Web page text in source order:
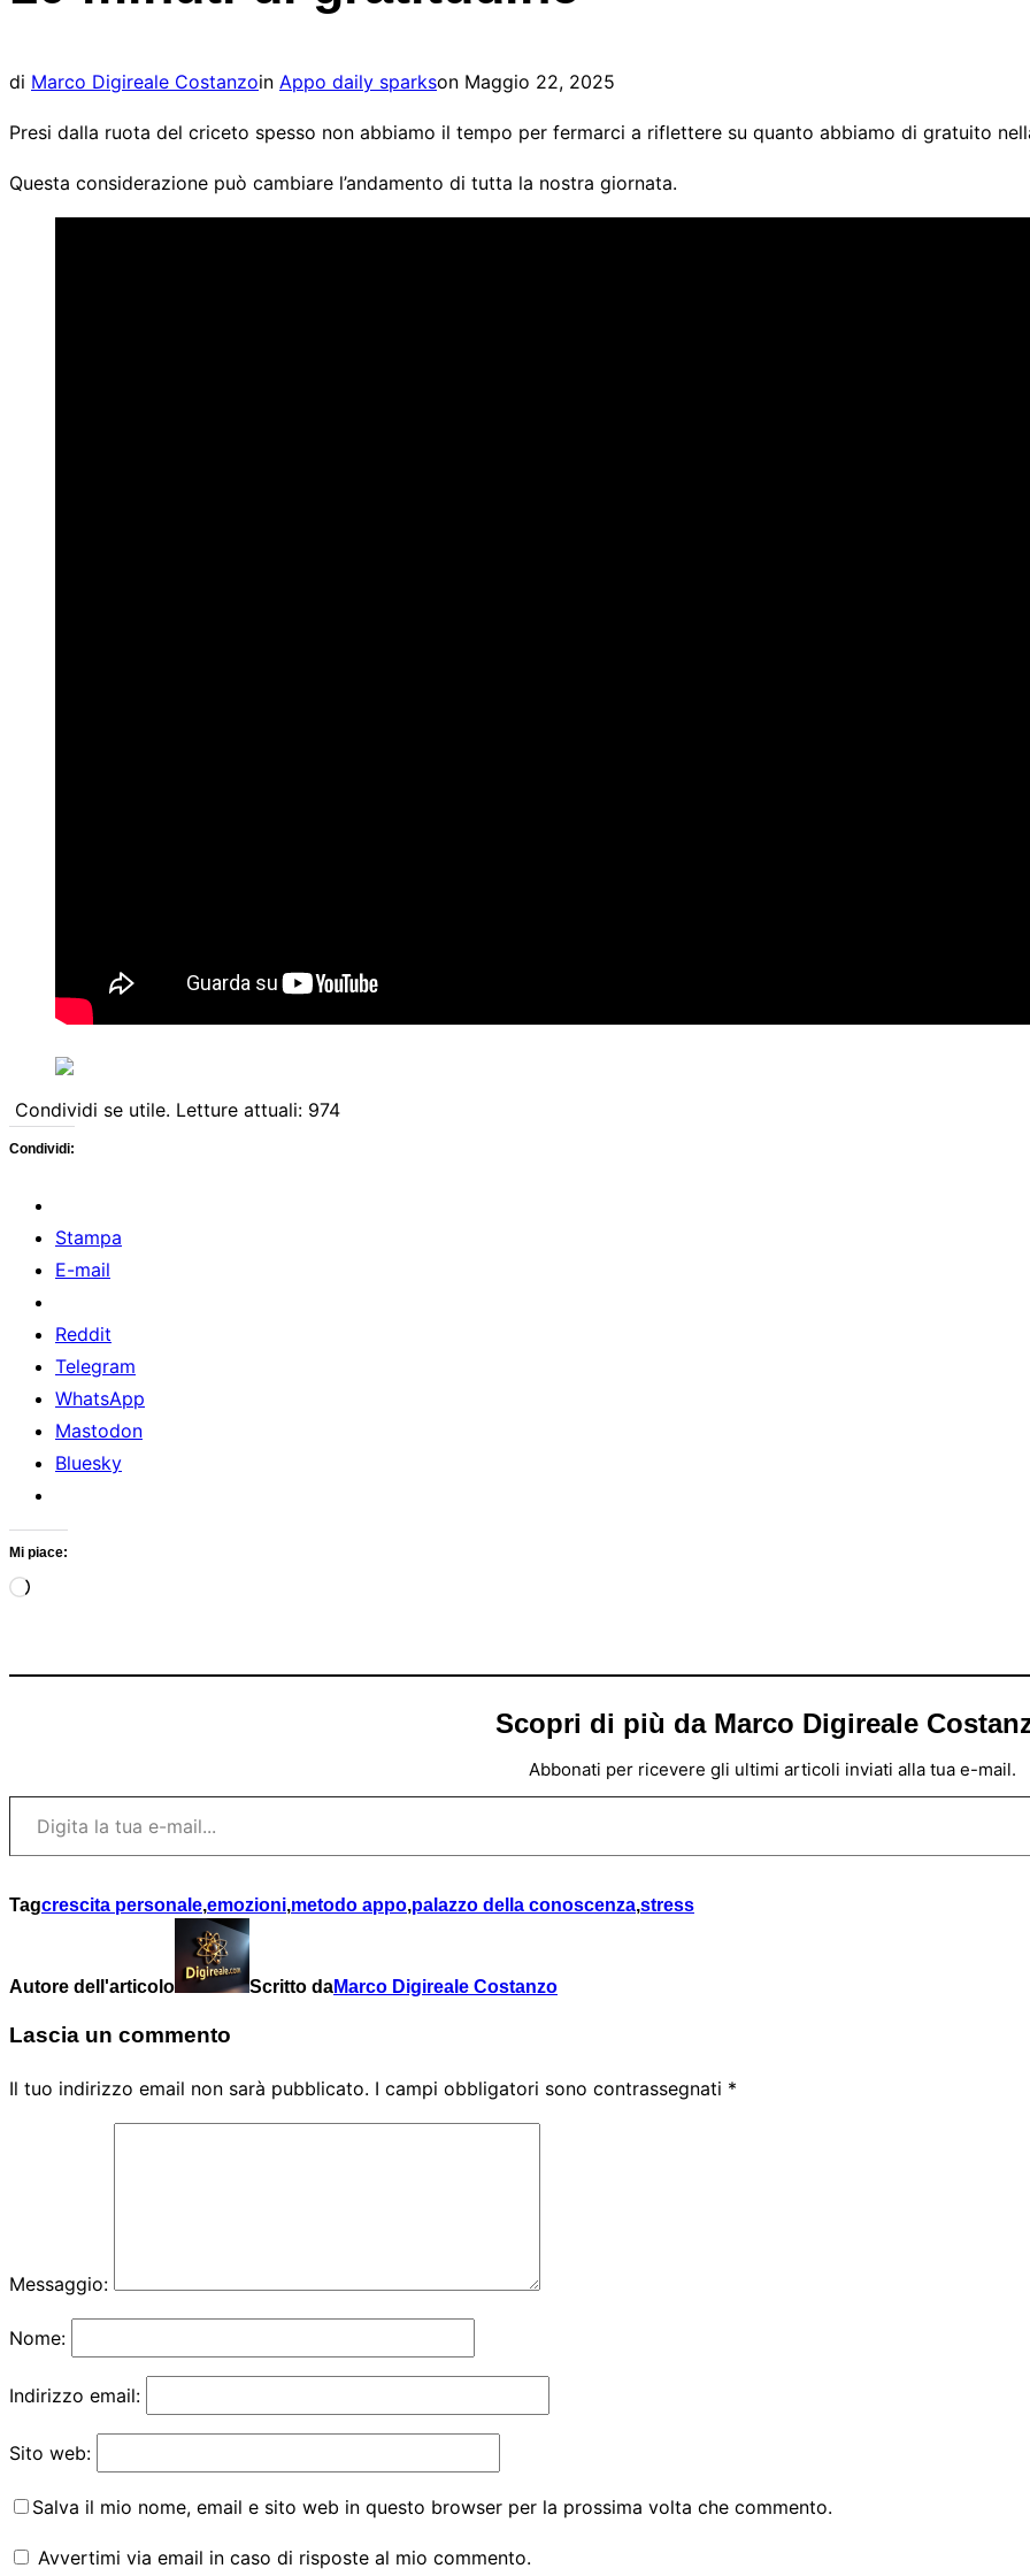
laterale
di
di Marco Digireale Costanzoin Appo daily sparkson Pubblicato
Maggio 22, 2025
Presi dalla ruota del criceto spesso non abbiamo il tempo per fermarci a riflettere su quanto abbiamo di gratuito
Questa considerazione può cambiare l’andamento di tutta la nostra giornata.
Condividi se utile. Letture attuali: 974
Condividi:
Stampa
E-mail
Reddit
Telegram
WhatsApp
Mastodon
Bluesky
Mi piace:
Caricamento
Scopri di più da Marco Digireale
Abbonati per ricevere gli ultimi articoli inviati alla tua e-mail.
Digita la tua e-mail...
Tagcrescita personale,emozioni,metodo appo,palazzo della conoscenza,stress
Autore dell'articolo Scritto daMarco Digireale Costanzo
Lascia un commento
Il tuo indirizzo email non sarà pubblicato. I campi obbligatori sono contrassegnati *
Messaggio:
Nome:
Indirizzo email:
Sito web:
Salva il mio nome, email e sito web in questo browser per la prossima volta che commento.
Avvertimi via email in caso di risposte al mio commento.